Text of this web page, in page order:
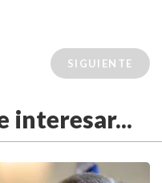
SIGUIENTE
interesar...